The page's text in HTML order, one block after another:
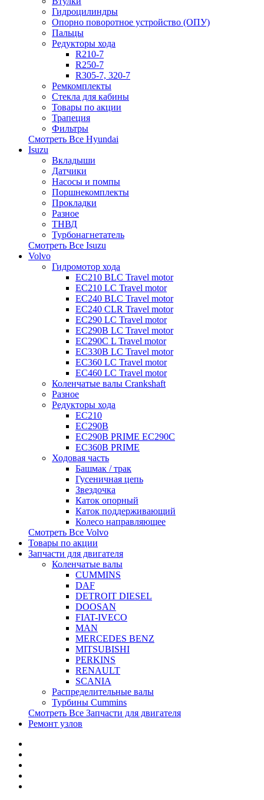
Гидроцилиндры
Опорно поворотное устройство (ОПУ)
Пальцы
Редукторы хода
R210-7
R250-7
R305-7, 320-7
Ремкомплекты
Стекла для кабины
Товары по акции
Трапеция
Фильтры
Смотреть Все Hyundai
Isuzu
Вкладыши
Датчики
Насосы и помпы
Поршнекомплекты
Прокладки
Разное
ТНВД
Турбонагнетатель
Смотреть Все Isuzu
Volvo
Гидромотор хода
EC210 BLC Travel motor
EC210 LC Travel motor
EC240 BLC Travel motor
EC240 CLR Travel motor
EC290 LC Travel motor
EC290B LC Travel motor
EC290C L Travel motor
EC330B LC Travel motor
EC360 LC Travel motor
EC460 LC Travel motor
Коленчатые валы Crankshaft
Разное
Редукторы хода
EC210
EC290B
EC290B PRIME EC290C
EC360B PRIME
Ходовая часть
Башмак / трак
Гусеничная цепь
Звездочка
Каток опорный
Каток поддерживающий
Колесо направляющее
Смотреть Все Volvo
Товары по акции
Запчасти для двигателя
Коленчатые валы
CUMMINS
DAF
DETROIT DIESEL
DOOSAN
FIAT-IVECO
MAN
MERCEDES BENZ
MITSUBISHI
PERKINS
RENAULT
SCANIA
Распределительные валы
Турбины Cummins
Смотреть Все Запчасти для двигателя
Ремонт узлов